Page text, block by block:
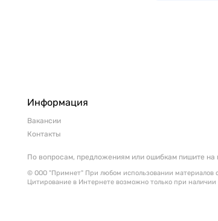
Информация
Вакансии
Контакты
По вопросам, предложениям или ошибкам пишите на
© ООО "Примнет" При любом использовании материалов
Цитирование в Интернете возможно только при